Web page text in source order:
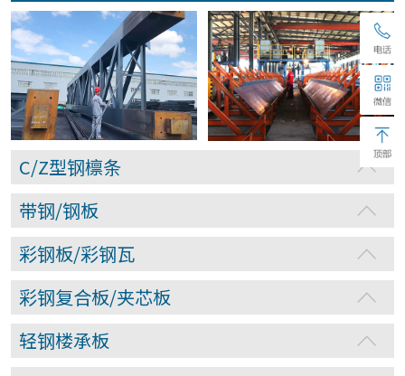
C/Z型钢檩条
带钢/钢板
彩钢板/彩钢瓦
彩钢复合板/夹芯板
轻钢楼承板